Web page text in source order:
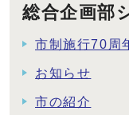
総合企画部
市制施行70周
お知らせ
市の紹介